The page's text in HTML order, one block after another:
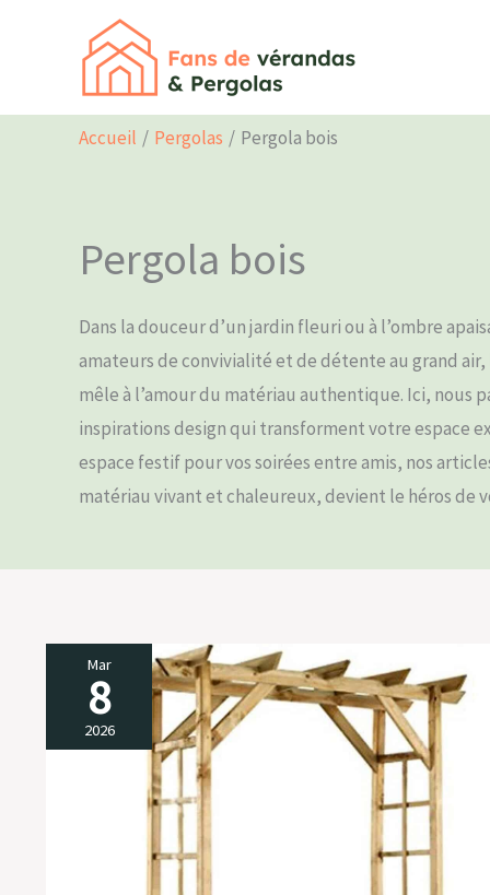
Accueil Pergolas Pergola bois
Pergola bois
Dans la douceur d’un jardin fleuri ou à l’ombre
amateurs de convivialité et de détente au grand
mêle à l’amour du matériau authentique. Ici, nous
inspirations design qui transforment votre espace
espace festif pour vos soirées entre amis, nos
matériau vivant et chaleureux, devient le héros de
Mar
8
2026
Test
de
la
pergola
Passiflore